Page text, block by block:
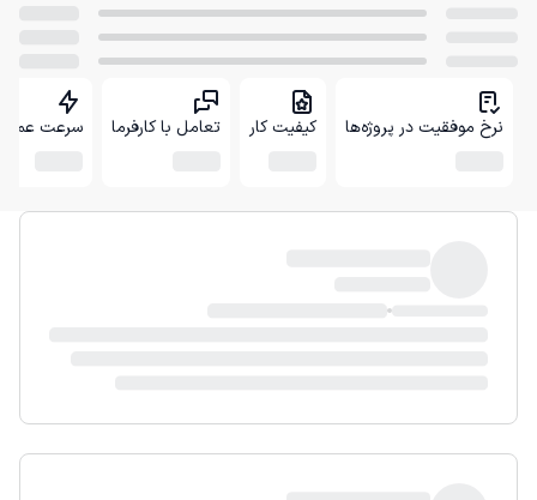
نرخ موفقیت در پروژه‌ها کیفیت کار تعامل با کارفرما سرعت عمل